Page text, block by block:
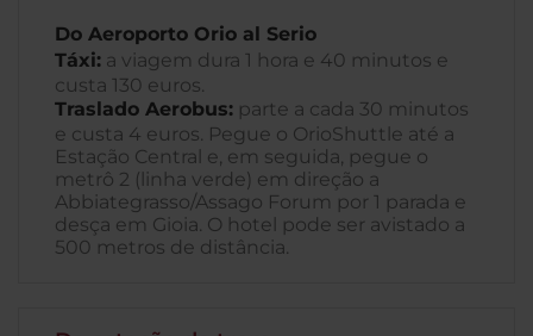
Do Aeroporto Orio al Serio
Táxi: a viagem dura 1 hora e 40 minutos e
custa 130 euros.
Traslado Aerobus: parte a cada 30 minutos
e custa 4 euros. Pegue o OrioShuttle até a
Estação Central e, em seguida, pegue o
metrô 2 (linha verde) em direção a
Abbiategrasso/Assago Forum por 1 parada e
desça em Gioia. O hotel pode ser avistado a
500 metros de distância.